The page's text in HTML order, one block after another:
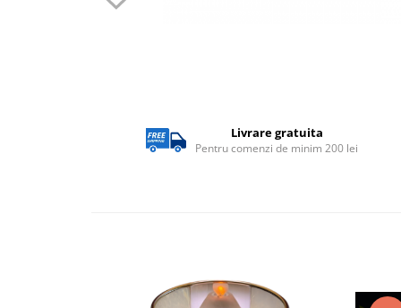
Livrare gratuita
Pentru comenzi de minim 200 lei